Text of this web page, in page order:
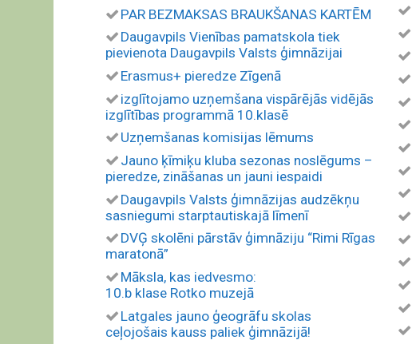
PAR BEZMAKSAS BRAUKŠANAS KARTĒM
Daugavpils Vienības pamatskola tiek
pievienota Daugavpils Valsts ģimnāzijai
Erasmus+ pieredze Zīgenā
izglītojamo uzņemšana vispārējās vidējās
izglītības programmā 10.klasē
Uzņemšanas komisijas lēmums
Jauno ķīmiķu kluba sezonas noslēgums –
pieredze, zināšanas un jauni iespaidi
Daugavpils Valsts ģimnāzijas audzēkņu
sasniegumi starptautiskajā līmenī
DVĢ skolēni pārstāv ģimnāziju “Rimi Rīgas
maratonā”
Māksla, kas iedvesmo:
10.b klase Rotko muzejā
Latgales jauno ģeogrāfu skolas
ceļojošais kauss paliek ģimnāzijā!